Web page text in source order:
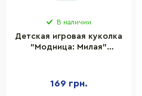
В наличии
Детская игровая куколка
"Модница: Милая"
169 грн.